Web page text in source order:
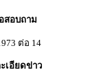
สอบถาม
ต่อ 14
เอียดข่าว